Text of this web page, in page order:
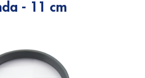
- 11 cm